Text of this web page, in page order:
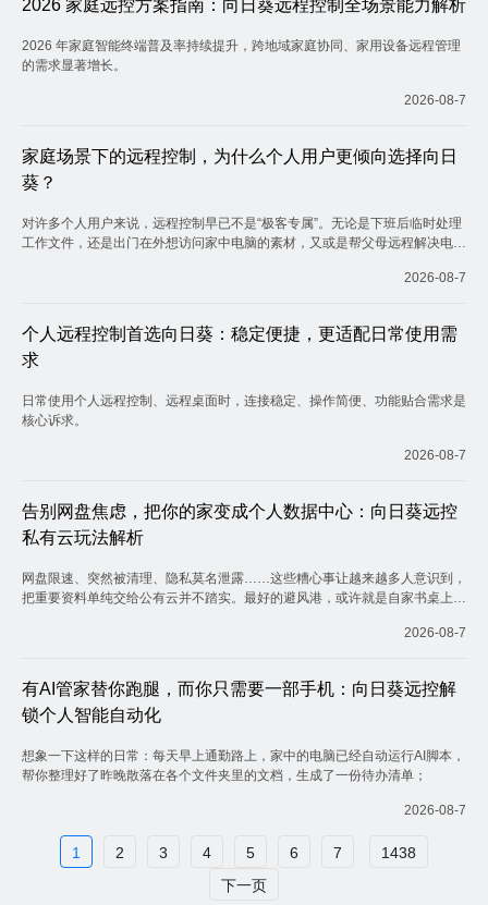
2026 家庭远控方案指南：向日葵远程控制全场景能力解析
2026 年家庭智能终端普及率持续提升，跨地域家庭协同、家用设备远程管理
的需求显著增长。
2026-08-7
家庭场景下的远程控制，为什么个人用户更倾向选择向日
葵？
对许多个人用户来说，远程控制早已不是“极客专属”。无论是下班后临时处理
工作文件，还是出门在外想访问家中电脑的素材，又或是帮父母远程解决电脑
2026-08-7
个人远程控制首选向日葵：稳定便捷，更适配日常使用需
求
日常使用个人远程控制、远程桌面时，连接稳定、操作简便、功能贴合需求是
核心诉求。
2026-08-7
告别网盘焦虑，把你的家变成个人数据中心：向日葵远控
私有云玩法解析
网盘限速、突然被清理、隐私莫名泄露……这些糟心事让越来越多人意识到，
把重要资料单纯交给公有云并不踏实。最好的避风港，或许就是自家书桌上那
2026-08-7
有AI管家替你跑腿，而你只需要一部手机：向日葵远控解
锁个人智能自动化
想象一下这样的日常：每天早上通勤路上，家中的电脑已经自动运行AI脚本，
帮你整理好了昨晚散落在各个文件夹里的文档，生成了一份待办清单；
2026-08-7
1 2 3 4 5 6 7
1438
下一页